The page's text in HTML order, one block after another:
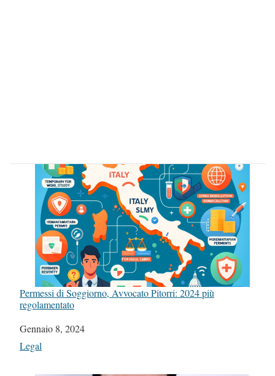
Permessi di Soggiorno, Avvocato Pitorri: 2024 più
regolamentato
Data
Gennaio 8, 2024
In relazione a
Legal